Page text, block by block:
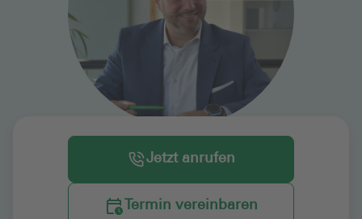
Jetzt anrufen
Termin vereinbaren